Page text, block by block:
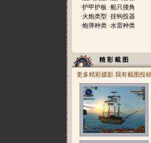
·护甲护板 ·船只撞角
·火炮类型 ·挂钩投器
·炮弹种类 ·水雷种类
精 彩 截 图
更多精彩摄影 我有截图投